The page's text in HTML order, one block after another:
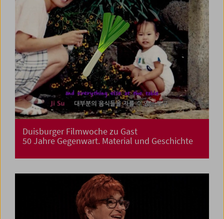
Duisburger Filmwoche zu Gast
50 Jahre Gegenwart. Material und Geschichte